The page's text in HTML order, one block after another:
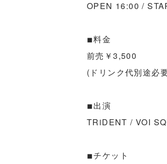
OPEN 16:00 /
◾︎料金
前売￥3,500
(ドリンク代別途必
◾︎出演
TRiDENT / VOI
◾︎チケット